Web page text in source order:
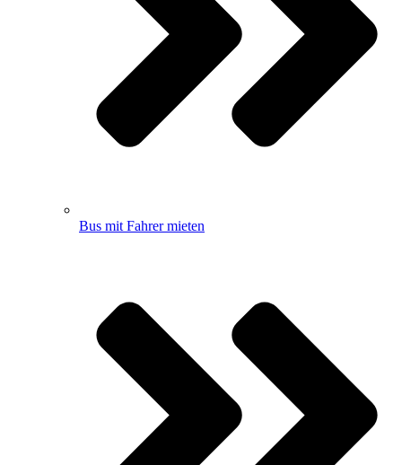
Bus mit Fahrer mieten